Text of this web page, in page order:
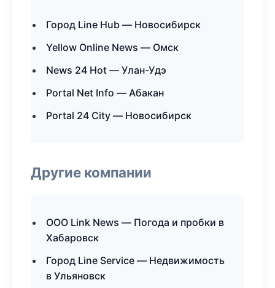
Город Line Hub — Новосибирск
Yellow Online News — Омск
News 24 Hot — Улан-Удэ
Portal Net Info — Абакан
Portal 24 City — Новосибирск
Другие компании
ООО Link News — Погода и пробки в
Хабаровск
Город Line Service — Недвижимость
в Ульяновск